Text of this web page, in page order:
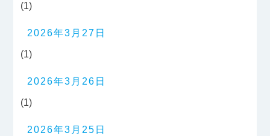
(1)
2026年3月27日
(1)
2026年3月26日
(1)
2026年3月25日